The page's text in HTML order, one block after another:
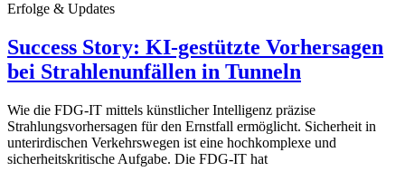
Erfolge & Updates
Success Story: KI-gestützte Vorhersagen
bei Strahlenunfällen in Tunneln
Wie die FDG-IT mittels künstlicher Intelligenz präzise
Strahlungsvorhersagen für den Ernstfall ermöglicht. Sicherheit in
unterirdischen Verkehrswegen ist eine hochkomplexe und
sicherheitskritische Aufgabe. Die FDG-IT hat